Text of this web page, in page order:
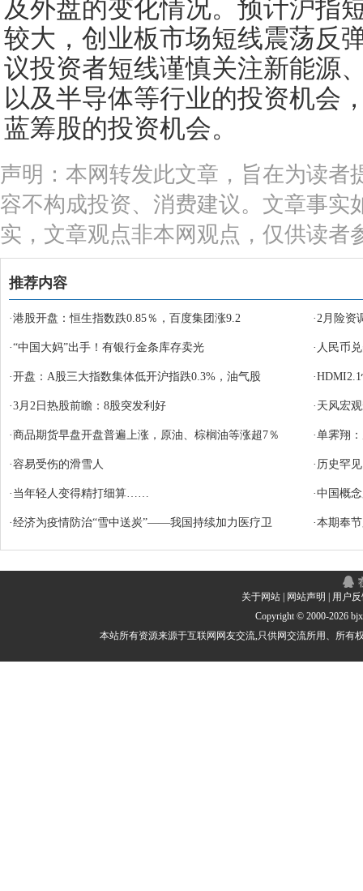
及外盘的变化情况。预计沪指
较大，创业板市场短线震荡反
议投资者短线谨慎关注新能源
以及半导体等行业的投资机会
蓝筹股的投资机会。
声明：本网转发此文章，旨在为读者
容不构成投资、消费建议。文章事实
实，文章观点非本网观点，仅供读者
推荐内容
·港股开盘：恒生指数跌0.85％，百度集团涨9.2 ·2月险资
·“中国大妈”出手！有银行金条库存卖光 · 人民币
·开盘：A股三大指数集体低开沪指跌0.3%，油气股 ·
·3月2日热股前瞻：8股突发利好 · 天风宏
·商品期货早盘开盘普遍上涨，原油、棕榈油等涨超7％ ·单霁翔
·容易受伤的滑雪人 · 历史罕
· 当年轻人变得精打细算…… ·中国概
·经济为疫情防治“雪中送炭”——我国持续加力医疗卫 ·本期奉
关于网站 网站声明
用户
Copyright © 2000-2026
本站所有资源来源于互联网网友交流,只供网交流所用、所有